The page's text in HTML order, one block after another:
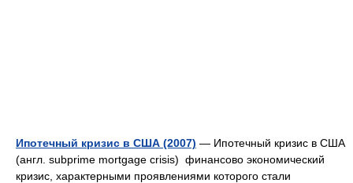
Ипотечный кризис в США (2007) — Ипотечный кризис в США
(англ. subprime mortgage crisis) финансово экономический
кризис, характерными проявлениями которого стали